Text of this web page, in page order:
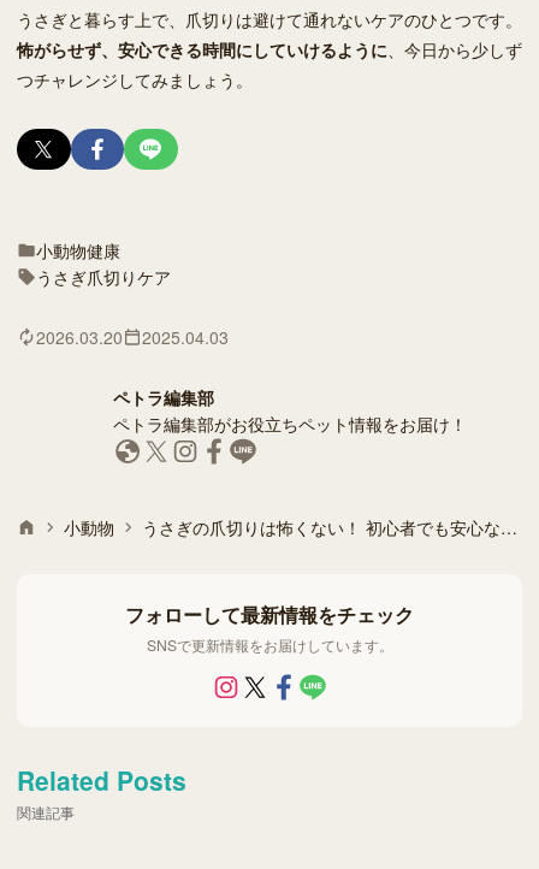
うさぎと暮らす上で、爪切りは避けて通れないケアのひとつです。
怖がらせず、安心できる時間にしていけるように 、今日から少しず
つチャレンジしてみましょう。
小動物健康
うさぎ爪切りケア
2026.03.20 2025.04.03
ペトラ編集部
ペトラ編集部がお役立ちペット情報をお届け！
小動物 うさぎの爪切りは怖くない！ 初心者でも安心な対処法とコツ
フォローして最新情報をチェック
SNSで更新情報をお届けしています。
Related Posts
関連記事